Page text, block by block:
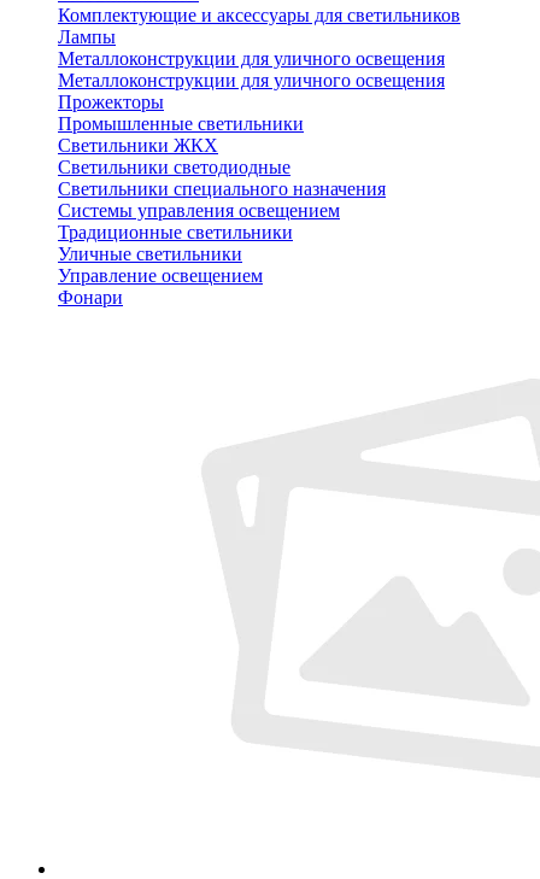
Комплектующие и аксессуары для светильников
Лампы
Металлоконструкции для уличного освещения
Металлоконструкции для уличного освещения
Прожекторы
Промышленные светильники
Светильники ЖКХ
Светильники светодиодные
Светильники специального назначения
Системы управления освещением
Традиционные светильники
Уличные светильники
Управление освещением
Фонари